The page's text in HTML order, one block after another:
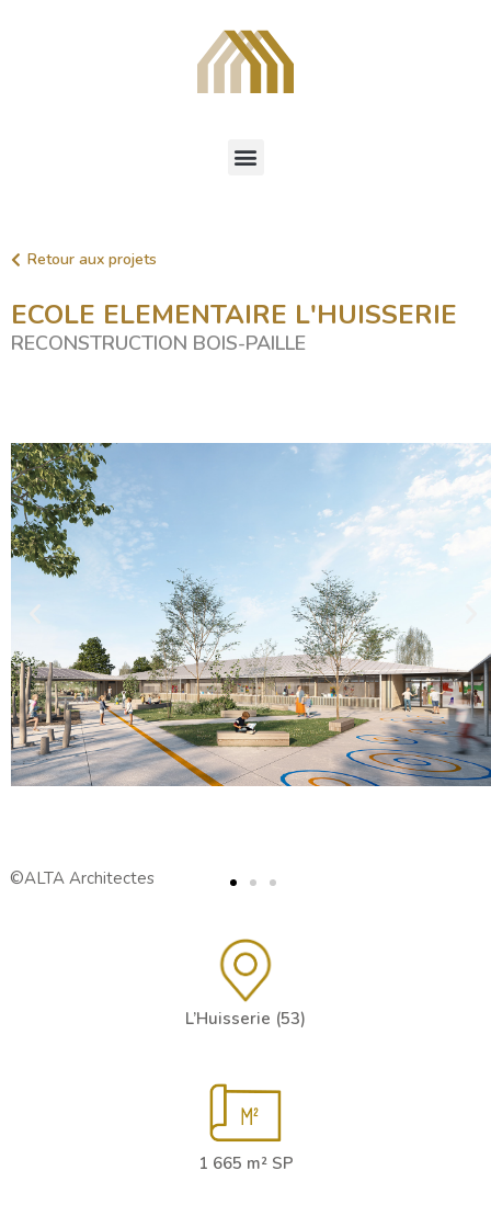
Retour aux projets
ECOLE ELEMENTAIRE L'HUISSERIE
RECONSTRUCTION BOIS-PAILLE
©ALTA Architectes
L’Huisserie (53)
1 665 m² SP